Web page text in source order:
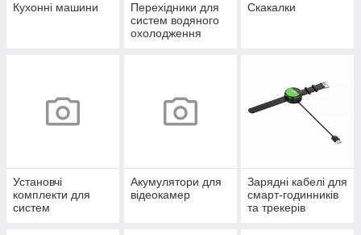
Кухонні машини
Перехідники для
систем водяного
охолодження
Скакалки
Установчі
комплекти для
систем
Акумулятори для
відеокамер
Зарядні кабелі для
смарт-годинників
та трекерів